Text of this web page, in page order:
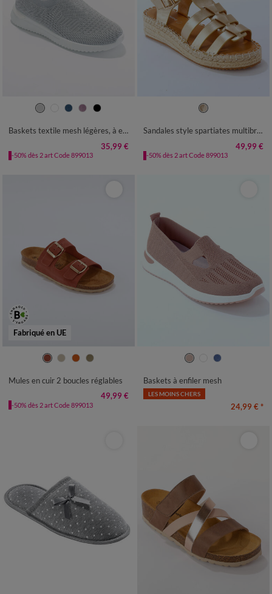
36 37 38 39 40
Baskets textile mesh légères, à enfiler
35,99 €
-50% dès 2 art Code 899013
38 39
Sandales style spartiates multibrides
49,99 €
-50% dès 2 art Code 899013
Fabriqué en UE
37 38 39 40
Mules en cuir 2 boucles réglables
49,99 €
-50% dès 2 art Code 899013
37 38 39
Baskets à enfiler mesh
LES MOINS CHERS
24,99 € *